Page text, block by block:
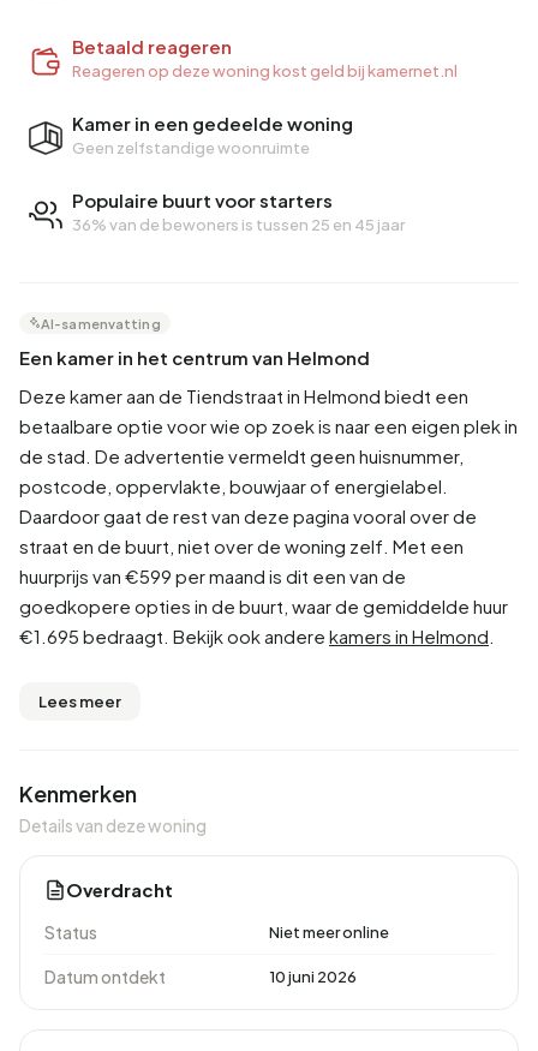
Betaald reageren
Reageren op deze woning kost geld bij kamernet.nl
Kamer in een gedeelde woning
Geen zelfstandige woonruimte
Populaire buurt voor starters
36% van de bewoners is tussen 25 en 45 jaar
AI-samenvatting
Een kamer in het centrum van Helmond
Deze kamer aan de Tiendstraat in Helmond biedt een
betaalbare optie voor wie op zoek is naar een eigen plek in
de stad. De advertentie vermeldt geen huisnummer,
postcode, oppervlakte, bouwjaar of energielabel.
Daardoor gaat de rest van deze pagina vooral over de
straat en de buurt, niet over de woning zelf. Met een
huurprijs van €599 per maand is dit een van de
goedkopere opties in de buurt, waar de gemiddelde huur
€1.695 bedraagt. Bekijk ook andere kamers in Helmond
Lees meer
Kenmerken
Details van deze woning
Overdracht
Status Niet meer online
Datum ontdekt 10 juni 2026